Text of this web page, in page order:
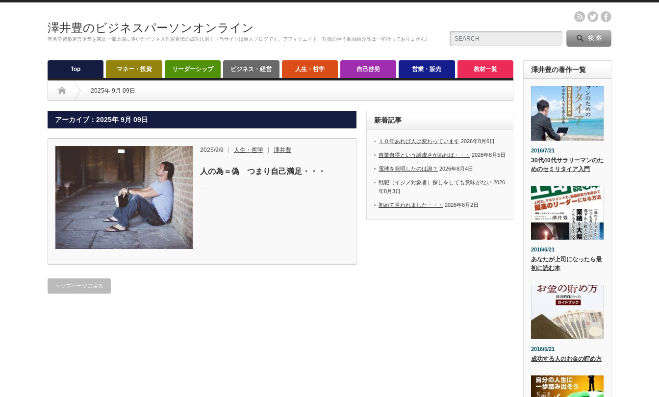
澤井豊のビジネスパーソンオンライン
有名学習塾運営企業を東証一部上場に導いたビジネス作家直伝の成功法則！（当サイトは個人ブログです。アフィリエイト、対価の伴う商品紹介等は一切行っておりません）
Top マネー・投資 リーダーシップ ビジネス・経営 人生・哲学 自己啓発 営業・販売 教材一覧
2025年 9月 09日
アーカイブ：2025年 9月 09日
2025/9/9 人生・哲学 澤井豊
人の為＝偽 つまり自己満足・・・
…
トップページに戻る
新着記事
１０年あれば人は変わっています 2026年8月6日
自業自得という謙虚さがあれば・・・ 2026年8月5日
電球を発明したのは誰？ 2026年8月4日
戦犯（イジメ対象者）探しをしても意味がない 2026
年8月3日
初めて言われました・・・ 2026年8月2日
澤井豊の著作一覧
2016/7/21
30代40代サラリーマンのた
めのセミリタイア入門
2016/6/21
あなたが上司になったら最
初に読む本
2016/5/21
成功する人のお金の貯め方